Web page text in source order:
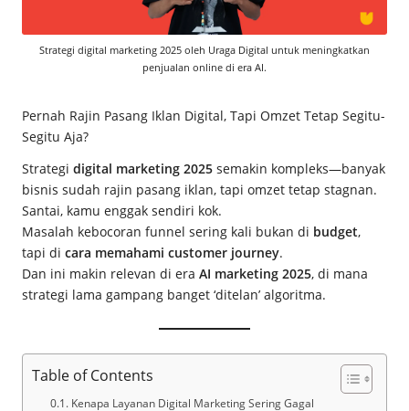
Strategi digital marketing 2025 oleh Uraga Digital untuk meningkatkan
penjualan online di era AI.
Pernah Rajin Pasang Iklan Digital, Tapi Omzet Tetap Segitu-
Segitu Aja?
Strategi digital marketing 2025 semakin kompleks—banyak
bisnis sudah rajin pasang iklan, tapi omzet tetap stagnan.
Santai, kamu enggak sendiri kok.
Masalah kebocoran funnel sering kali bukan di budget,
tapi di cara memahami customer journey.
Dan ini makin relevan di era AI marketing 2025, di mana
strategi lama gampang banget ‘ditelan’ algoritma.
Table of Contents
Kenapa Layanan Digital Marketing Sering Gagal